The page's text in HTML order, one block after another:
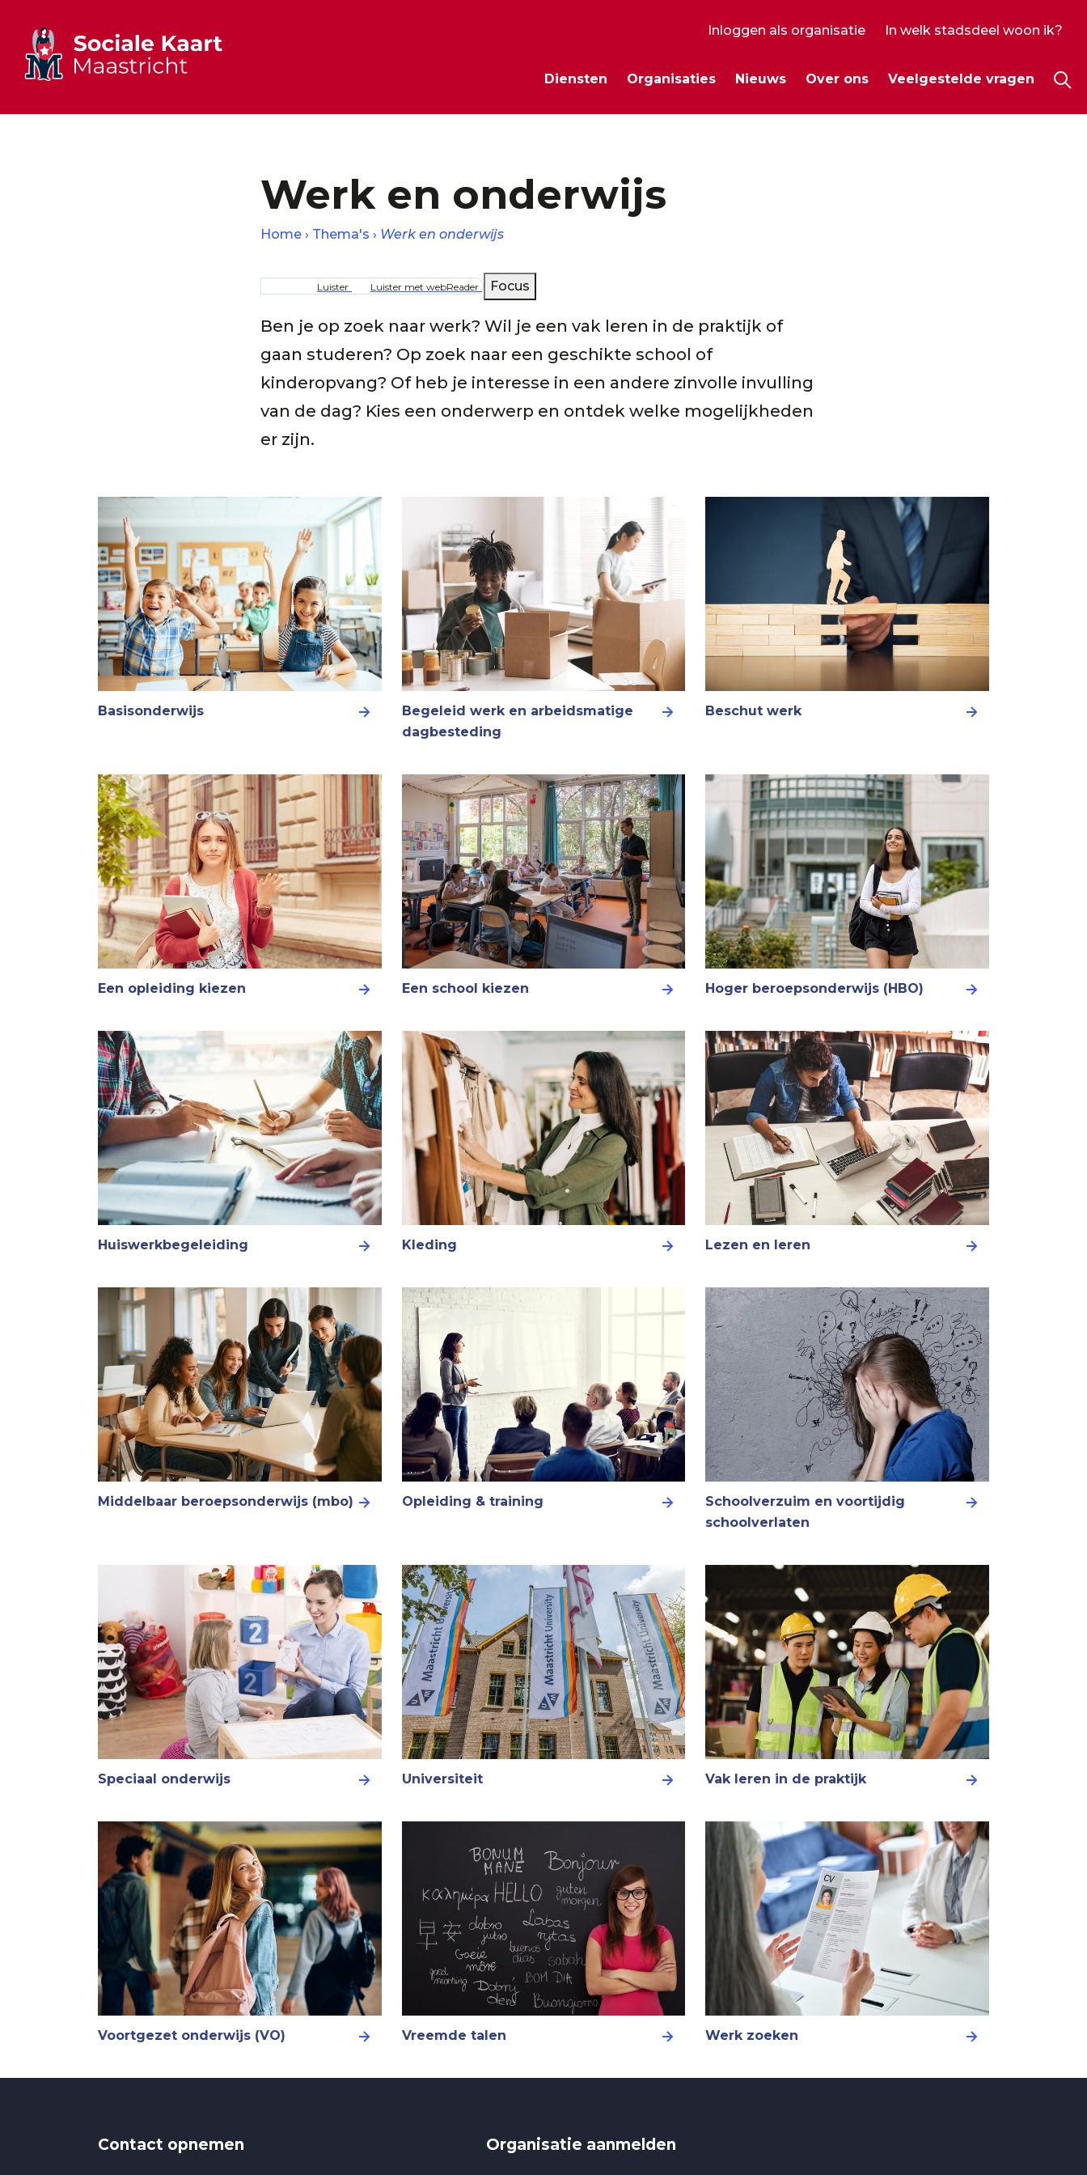
Secundair
Inloggen als organisatie In welk stadsdeel woon ik?
Diensten Organisaties Nieuws Over ons Veelgestelde vragen
Werk en onderwijs
Kruimelpad
Home Thema's Werk en onderwijs
Luister Luister met webReader Focus
Ben je op zoek naar werk? Wil je een vak leren in de praktijk of
gaan studeren? Op zoek naar een geschikte school of
kinderopvang? Of heb je interesse in een andere zinvolle invulling
van de dag? Kies een onderwerp en ontdek welke mogelijkheden
er zijn.
Basisonderwijs
Begeleid werk en arbeidsmatige
dagbesteding
Beschut werk
Een opleiding kiezen Een school kiezen Hoger beroepsonderwijs (HBO)
Huiswerkbegeleiding Kleding Lezen en leren
Middelbaar beroepsonderwijs (mbo) Opleiding & training
Schoolverzuim en voortijdig
schoolverlaten
Speciaal onderwijs Universiteit Vak leren in de praktijk
Voortgezet onderwijs (VO) Vreemde talen Werk zoeken
Contact opnemen Organisatie aanmelden